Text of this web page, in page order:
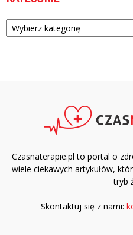
Kategorie
Czasnaterapie.pl to portal o
wiele ciekawych artykułów,
tryb
Skontaktuj się z nami: